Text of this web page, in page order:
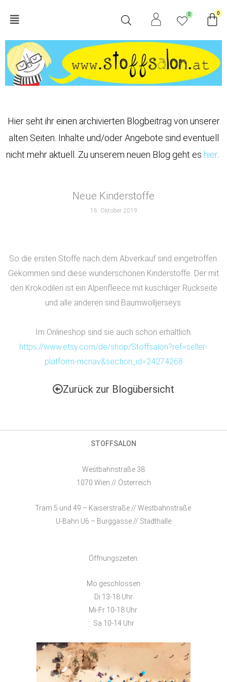
InhaltMain
Menu
0 0
Hier seht ihr einen archivierten Blogbeitrag von unserer
alten Seiten. Inhalte und/oder Angebote sind eventuell
nicht mehr aktuell. Zu unserem neuen Blog geht es hier.
Neue Kinderstoffe
16. Oktober 2019
So die ersten Stoffe nach dem Abverkauf sind eingetroffen.
Gekommen sind diese wunderschönen Kinderstoffe. Der mit
den Krokodilen ist ein Alpenfleece mit kuschliger Rückseite
und alle anderen sind Baumwolljerseys.
Im Onlineshop sind sie auch schon erhältlich:
https://www.etsy.com/de/shop/Stoffsalon?ref=seller-
platform-mcnav&section_id=24274268
Zurück zur Blogübersicht
STOFFSALON
Westbahnstraße 38
1070 Wien // Österreich
Tram 5 und 49 – Kaiserstraße // Westbahnstraße
U-Bahn U6 – Burggasse // Stadthalle
Öffnungszeiten:
Mo geschlossen
Di 13-18 Uhr
Mi-Fr 10-18 Uhr
Sa 10-14 Uhr